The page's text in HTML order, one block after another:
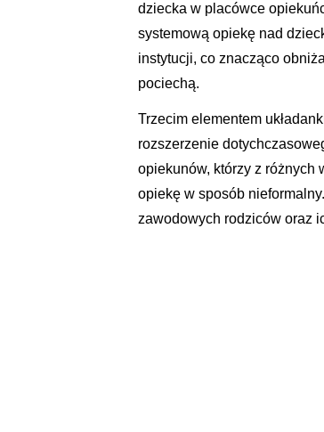
dziecka w placówce
systemową opiekę nad
instytucji, co znacząco
pociechą.
Trzecim elementem
rozszerzenie
opiekunów, którzy z różnych
opiekę w sposób
zawodowych rodziców oraz